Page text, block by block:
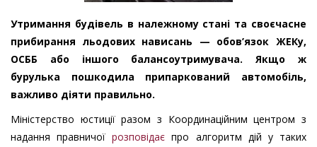
Утримання будівель в належному стані та своєчасне
прибирання льодових нависань — обов’язок ЖЕКу,
ОСББ або іншого балансоутримувача. Якщо ж
бурулька пошкодила припаркований автомобіль,
важливо діяти правильно.
Міністерство юстиції разом з Координаційним центром з
надання правничоїрозповідає про алгоритм дій у таких